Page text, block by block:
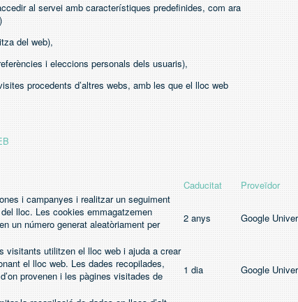
al servei amb característiques predefinides, com ara
del web),
i eleccions personals dels usuaris),
procedents d’altres webs, amb les que el lloc web
Caducitat Proveïdor
i campanyes i realitzar un seguiment
del lloc. Les cookies emmagatzemen
un número generat aleatòriament per
2 anys Google
visitants utilitzen el lloc web i ajuda a crear
el lloc web. Les dades recopilades,
provenen i les pàgines visitades de
1 dia Google